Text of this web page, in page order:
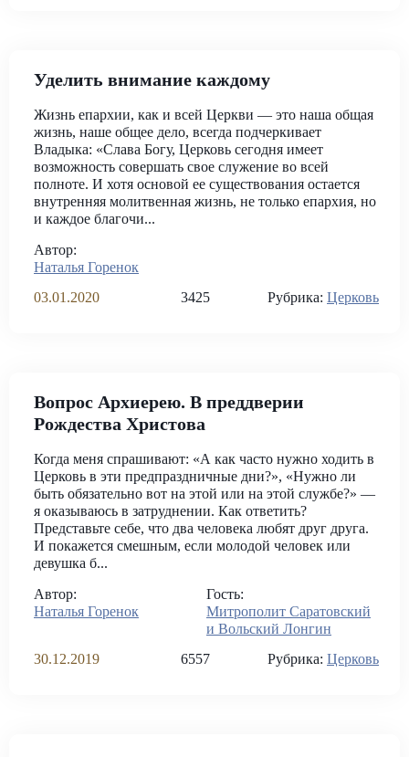
Уделить внимание каждому
Жизнь епархии, как и всей Церкви — это наша общая
жизнь, наше общее дело, всегда подчеркивает
Владыка: «Слава Богу, Церковь сегодня имеет
возможность совершать свое служение во всей
полноте. И хотя основой ее существования остается
внутренняя молитвенная жизнь, не только епархия, но
и каждое благочи...
Автор:
Наталья Горенок
03.01.2020
3425 Рубрика: Церковь
Вопрос Архиерею. В преддверии
Рождества Христова
Когда меня спрашивают: «А как часто нужно ходить в
Церковь в эти предпраздничные дни?», «Нужно ли
быть обязательно вот на этой или на этой службе?» —
я оказываюсь в затруднении. Как ответить?
Представьте себе, что два человека любят друг друга.
И покажется смешным, если молодой человек или
девушка б...
Автор:
Наталья Горенок
Гость:
Митрополит Саратовский
и Вольский Лонгин
30.12.2019
6557 Рубрика: Церковь